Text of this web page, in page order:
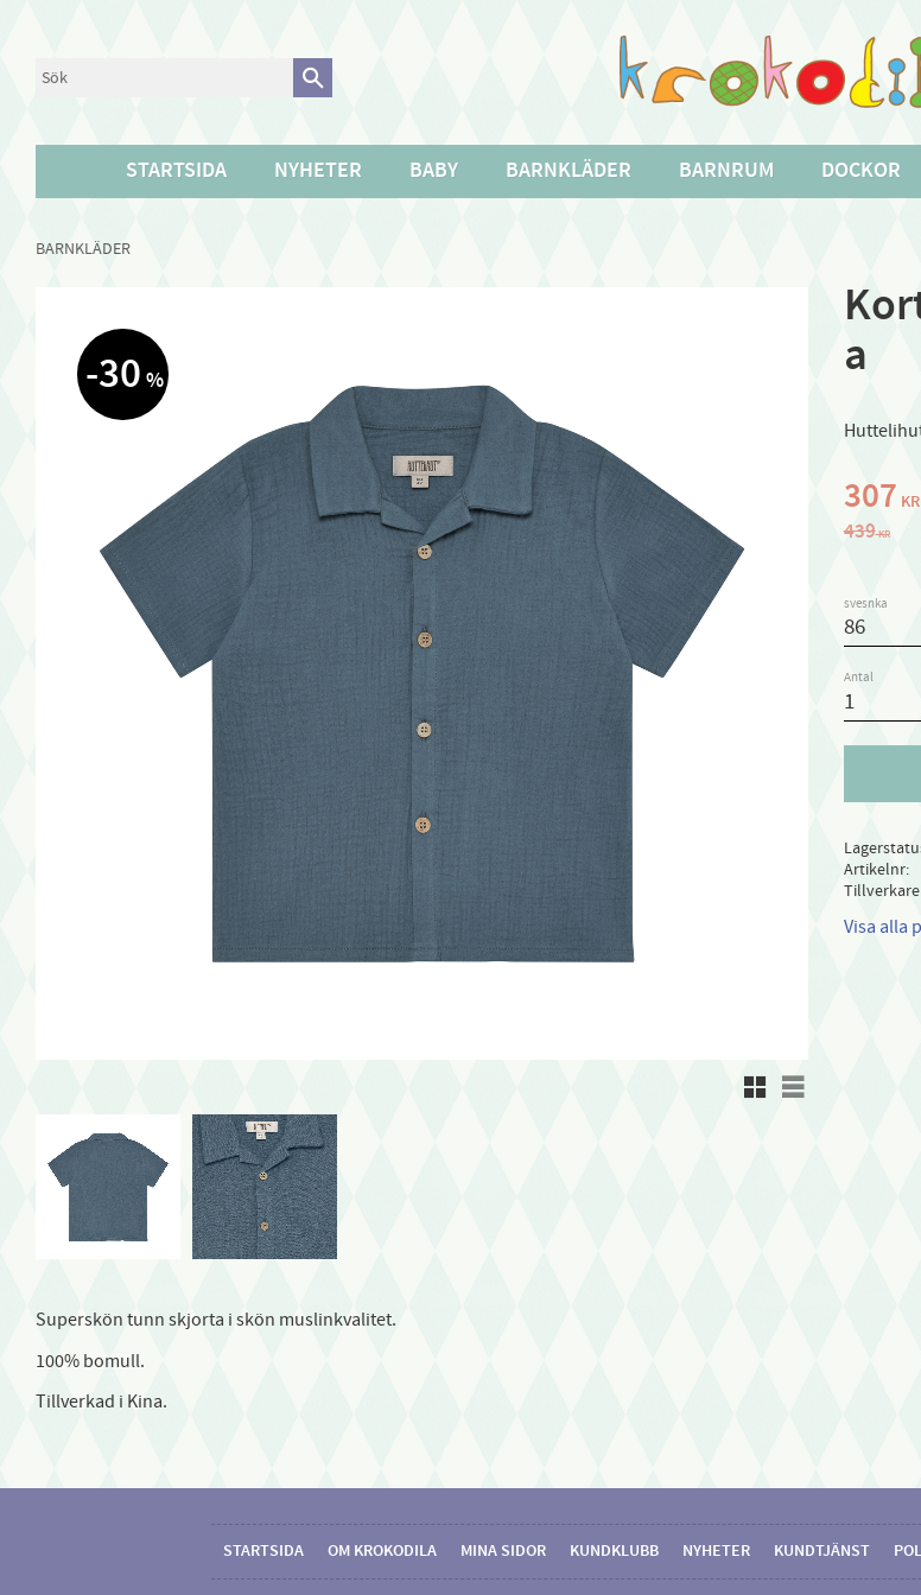
STARTSIDA NYHETER BABY BARNKLÄDER BARNRUM DOCKOR
BARNKLÄDER
a
30 %
Rutnätsvy
Listvy
307 KR
Ordinarie
439KR
svesnka
Antal
Artikelnr
Tillverkare
Visa alla
Superskön tunn skjorta i skön muslinkvalitet.
100% bomull.
Tillverkad i Kina.
STARTSIDA OM KROKODILA MINA SIDOR KUNDKLUBB NYHETER KUNDTJÄNST